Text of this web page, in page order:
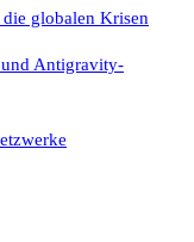
globalen Krisen
und Antigravity-